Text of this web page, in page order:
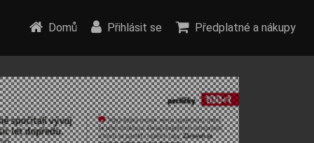
Domů Přihlásit se Předplatné a nákupy